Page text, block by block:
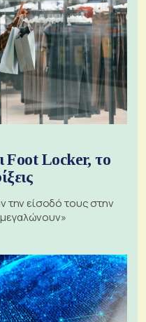
Foot Locker, το
την είσοδό τους στην